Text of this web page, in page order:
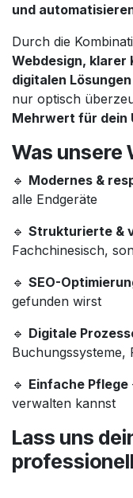
und
Durch die
Webdesign, klarer
digitalen Lösungen
nur optisch
Mehrwert für dein
Was unsere
🔹 Modernes &
alle Endgeräte
🔹 Strukturierte &
Fachchinesisch,
🔹 SEO-
gefunden wirst
🔹 Digitale
Buchungssysteme,
🔹 Einfache Pflege
verwalten kannst
Lass uns